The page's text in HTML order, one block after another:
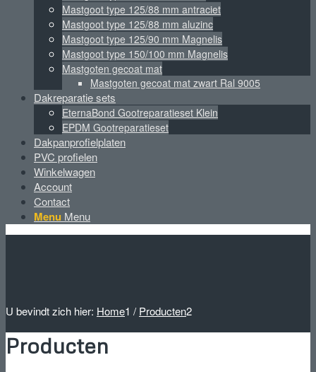
Mastgoot type 125/88 mm antraciet
Mastgoot type 125/88 mm aluzinc
Mastgoot type 125/90 mm Magnelis
Mastgoot type 150/100 mm Magnelis
Mastgoten gecoat mat
Mastgoten gecoat mat zwart Ral 9005
Dakreparatie sets
EternaBond Gootreparatieset Klein
EPDM Gootreparatieset
Dakpanprofielplaten
PVC profielen
Winkelwagen
Account
Contact
Menu Menu
U bevindt zich hier: Home1 / Producten2
Producten